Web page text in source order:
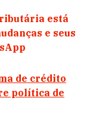
está
e seus
de crédito
política de